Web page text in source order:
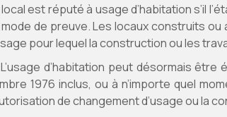
local est réputé à usage d’habitation s’il
de preuve. Les locaux construits
pour lequel la construction ou les
d’habitation peut désormais
1976 inclus, ou à n’importe quel
de changement d’usage ou la